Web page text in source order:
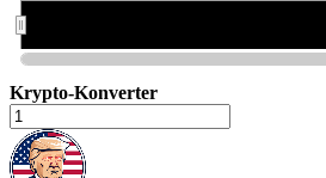
Krypto-Konverter